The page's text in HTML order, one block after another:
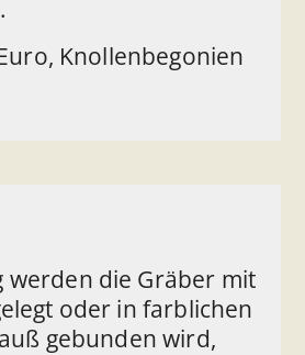
Knollenbegonien
werden die Gräber mit
oder in farblichen
gebunden wird,